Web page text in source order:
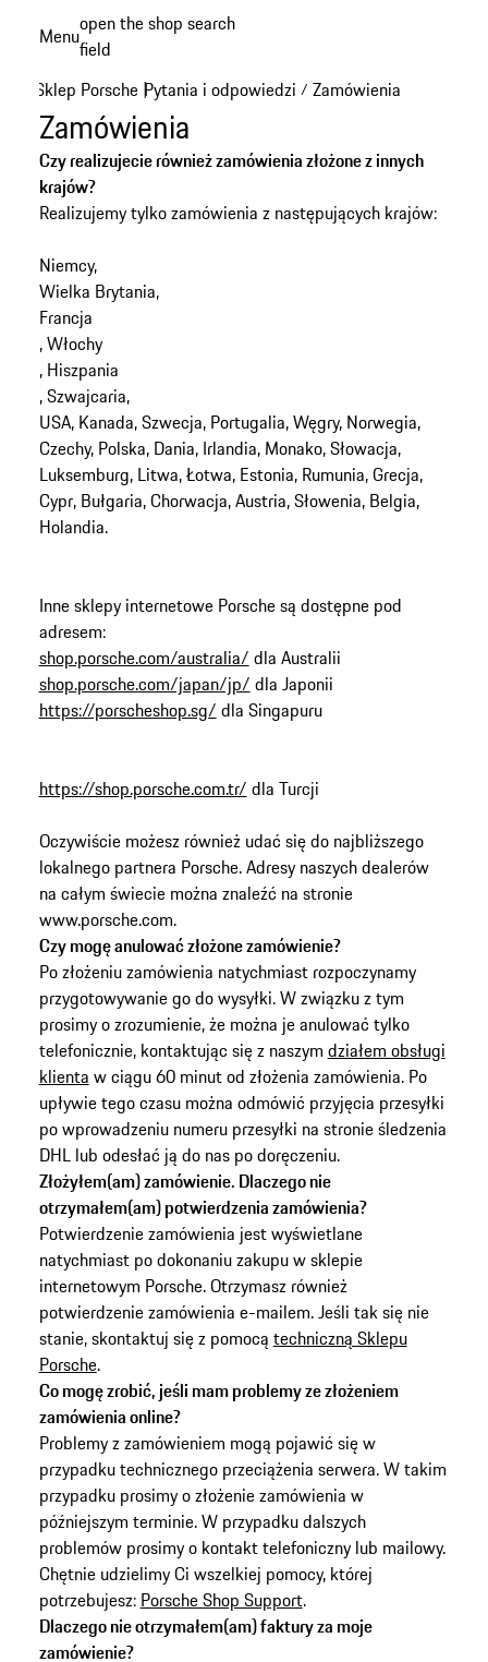
zawartości
Menuopen the shop search
field
Sklep Porsche |Pytania i odpowiedzi / Zamówienia
Zamówienia
Czy realizujecie również zamówienia złożone z innych
krajów?
Realizujemy tylko zamówienia z następujących krajów:
Niemcy,
Wielka Brytania,
Francja
, Włochy
, Hiszpania
, Szwajcaria,
USA, Kanada, Szwecja, Portugalia, Węgry, Norwegia,
Czechy, Polska, Dania, Irlandia, Monako, Słowacja,
Luksemburg, Litwa, Łotwa, Estonia, Rumunia, Grecja,
Cypr, Bułgaria, Chorwacja, Austria, Słowenia, Belgia,
Holandia.
Inne sklepy internetowe Porsche są dostępne pod
adresem:
shop.porsche.com/australia/ dla Australii
shop.porsche.com/japan/jp/
https://porscheshop.sg/
dla Singapuru
https://shop.porsche.com.tr/ dla Turcji
Oczywiście możesz również udać się do najbliższego
lokalnego partnera Porsche. Adresy naszych dealerów
na całym świecie można znaleźć na stronie
www.porsche.com.
Czy mogę anulować złożone zamówienie?
Po złożeniu zamówienia natychmiast rozpoczynamy
przygotowywanie go do wysyłki. W związku z tym
prosimy o zrozumienie, że można je anulować tylko
telefonicznie, kontaktując się z naszym działem obsługi
klienta w ciągu 60 minut od złożenia zamówienia. Po
upływie tego czasu można odmówić przyjęcia przesyłki
po wprowadzeniu numeru przesyłki na stronie śledzenia
DHL lub odesłać ją do nas po doręczeniu.
Złożyłem(am) zamówienie. Dlaczego nie
otrzymałem(am) potwierdzenia zamówienia?
Potwierdzenie zamówienia jest wyświetlane
natychmiast po dokonaniu zakupu w sklepie
internetowym Porsche. Otrzymasz również
potwierdzenie zamówienia e-mailem. Jeśli tak się nie
stanie, skontaktuj się z pomocą techniczną Sklepu
Porsche.
Co mogę zrobić, jeśli mam problemy ze złożeniem
zamówienia online?
Problemy z zamówieniem mogą pojawić się w
przypadku technicznego przeciążenia serwera. W takim
przypadku prosimy o złożenie zamówienia w
późniejszym terminie. W przypadku dalszych
problemów prosimy o kontakt telefoniczny lub mailowy.
Chętnie udzielimy Ci wszelkiej pomocy, której
potrzebujesz: Porsche Shop Support.
Dlaczego nie otrzymałem(am) faktury za moje
zamówienie?